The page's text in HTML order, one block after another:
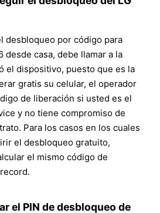
desbloqueo por código para
desde casa, debe llamar a la
el dispositivo, puesto que es la
gratis su celular, el operador
de liberación si usted es el
y no tiene compromiso de
Para los casos en los cuales
el desbloqueo gratuito,
el mismo código de
el PIN de desbloqueo de